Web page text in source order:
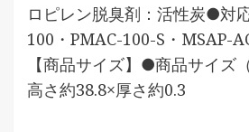
ロピレン脱臭剤：活性炭●対
100・PMAC-100-S・MSAP-
【商品サイズ】●商品サイズ
高さ約38.8×厚さ約0.3